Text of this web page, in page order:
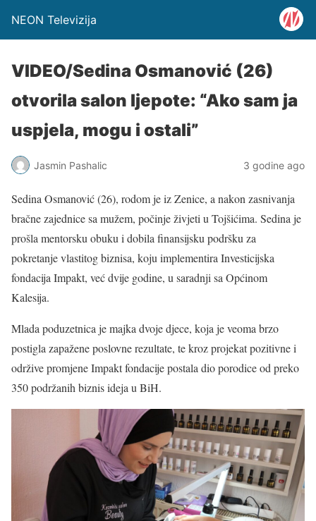
NEON Televizija
VIDEO/Sedina Osmanović (26)
otvorila salon ljepote: “Ako sam ja
uspjela, mogu i ostali”
Jasmin Pashalic 3 godine ago
Sedina Osmanović (26), rodom je iz Zenice, a nakon zasnivanja
bračne zajednice sa mužem, počinje živjeti u Tojšićima. Sedina je
prošla mentorsku obuku i dobila finansijsku podršku za
pokretanje vlastitog biznisa, koju implementira Investicijska
fondacija Impakt, već dvije godine, u saradnji sa Općinom
Kalesija.
Mlada poduzetnica je majka dvoje djece, koja je veoma brzo
postigla zapažene poslovne rezultate, te kroz projekat pozitivne i
održive promjene Impakt fondacije postala dio porodice od preko
350 podržanih biznis ideja u BiH.